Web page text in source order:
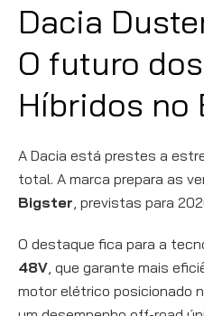
Dacia
O futuro
Híbridos no
A Dacia está prestes a
total. A marca prepara as
Bigster, previstas para
O destaque fica para a
48V, que garante mais
motor elétrico posicionado